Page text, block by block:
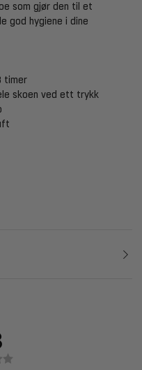
som gjør den til et
god hygiene i dine
timer
skoen ved ett trykk